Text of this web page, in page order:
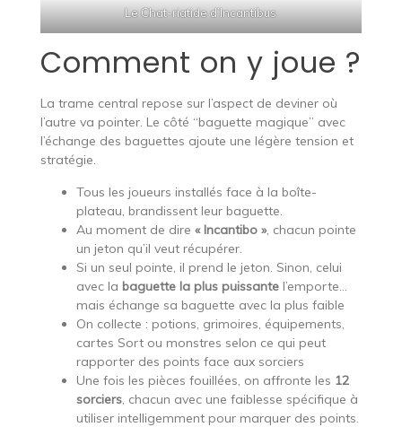
Le Chat-riatide d’Incantibus
Comment on y joue ?
La trame central repose sur l’aspect de deviner où
l’autre va pointer. Le côté “bague­tte magique” avec
l’échange des baguettes ajoute une légère tension et
stratégie.
Tous les joueurs installés face à la boîte-
plateau, brandissent leur baguette.
Au moment de dire « Incantibo », chacun pointe
un jeton qu’il veut récupérer.
Si un seul pointe, il prend le jeton. Sinon, celui
avec la baguette la plus puissantel’emporte…
mais échange sa baguette avec la plus faible
On collecte : potions, grimoires, équipements,
cartes Sort ou monstres selon ce qui peut
rapporter des points face aux sorciers
Une fois les pièces fouillées, on affronte les 12
sorciers, chacun avec une faiblesse spécifique à
utiliser intelligemment pour marquer des points.